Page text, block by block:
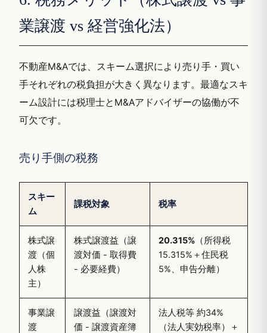
業譲渡 vs 経営強化法）
不動産M&Aでは、スキーム選択により売り手・買い
手それぞれの税負担が大きく異なります。最適なスキ
ーム設計には税理士とM&Aアドバイザーの協働が不
可欠です。
売り手側の税務
スキー
ム
課税対象 税率
株式譲
渡（個
人株
主）
株式譲渡益（譲
渡対価 - 取得費
- 必要経費）
20.315% （所得税
15.315%＋住民税
5%、申告分離）
事業譲
渡
譲渡益（譲渡対
価 - 譲渡資産簿
法人税等 約34%
（法人実効税率）＋